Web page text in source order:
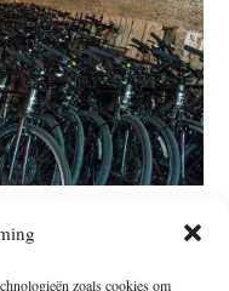
zoals cookies om